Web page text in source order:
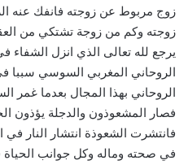
زوج مربوط عن زوجته فانفك عنه
زوجته وكم من زوجة تشتكي من
يرجع لله تعالى الذي انزل الشفاء
الروحاني المغربي السوسي سببا
الروحاني بهذا المجال بعدما غمر
فصار المشعوذون والدجلة يؤذون
فانتشرت الشعوذة انتشار النار
في صحته وماله وكل جوانب الحياة